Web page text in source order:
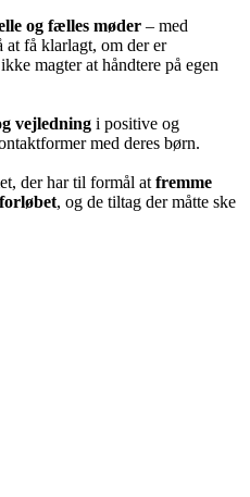
og fælles møder – med
få klarlagt, om der er
magter at håndtere på egen
vejledning i positive og
med deres børn.
der har til formål at fremme
, og de tiltag der måtte ske